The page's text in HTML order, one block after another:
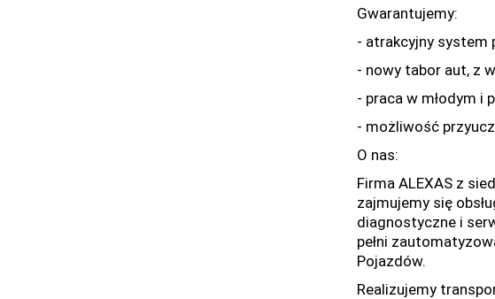
Gwarantujemy:
- atrakcyjny system
- nowy tabor aut, z
- praca w młodym i
- możliwość
O nas:
Firma ALEXAS z
zajmujemy się
diagnostyczne i
pełni
Pojazdów.
Realizujemy